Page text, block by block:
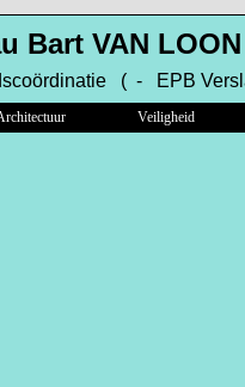
Bart VAN
( - EPB
Veiligheid